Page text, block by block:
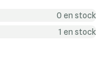
0 en stock
1 en stock